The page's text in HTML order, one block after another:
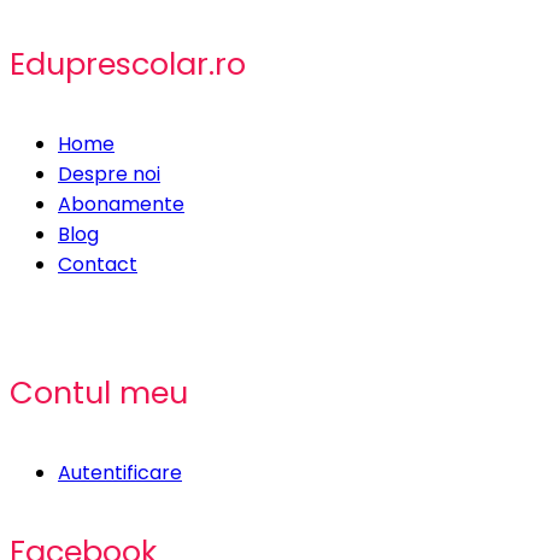
Eduprescolar.ro
Home
Despre noi
Abonamente
Blog
Contact
Contul meu
Autentificare
Facebook